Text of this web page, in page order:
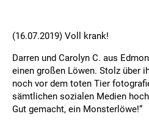
(16.07.2019) Voll krank!
Darren und Carolyn C. aus
einen großen Löwen. Stolz über
noch vor dem toten Tier
sämtlichen sozialen Medien
Gut gemacht, ein Monsterlöwe!“